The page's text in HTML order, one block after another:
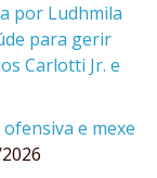
por Ludhmila
para gerir
Carlotti Jr. e
e mexe